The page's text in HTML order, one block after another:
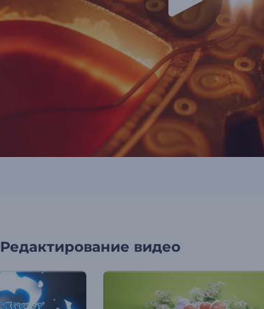
Редактирование видео